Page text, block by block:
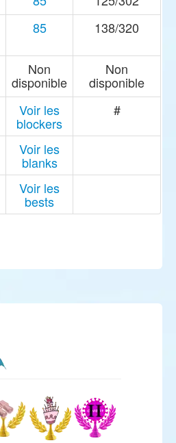
85 138/320
Non
disponible
Non
disponible
Voir les
blockers
#
Voir les
blanks
Voir les
bests